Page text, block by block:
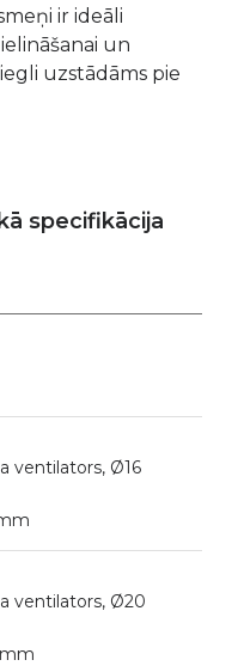
ir ideāli
un
uzstādāms pie
specifikācija
ventilators, Ø16
ventilators, Ø20